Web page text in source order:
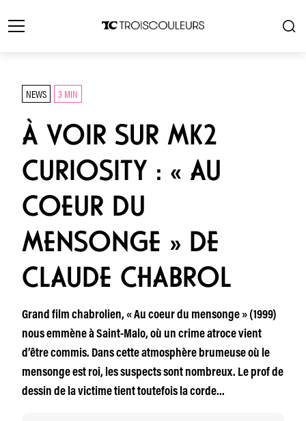
NEWS 3 MIN
À VOIR SUR MK2
CURIOSITY : « AU
COEUR DU
MENSONGE » DE
CLAUDE CHABROL
Grand film chabrolien, « Au coeur du mensonge » (1999)
nous emmène à Saint-Malo, où un crime atroce vient
d’être commis. Dans cette atmosphère brumeuse où le
mensonge est roi, les suspects sont nombreux. Le prof de
dessin de la victime tient toutefois la corde…